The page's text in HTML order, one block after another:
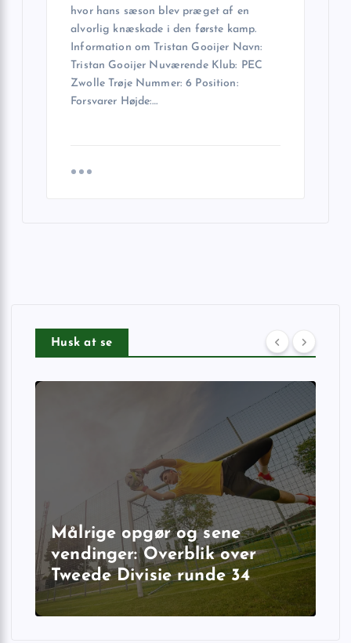
hvor hans sæson blev præget af en
alvorlig knæskade i den første kamp.
Information om Tristan Gooijer Navn:
Tristan Gooijer Nuværende Klub: PEC
Zwolle Trøje Nummer: 6 Position:
Forsvarer Højde:…
Husk at se
Målrige opgør og sene
vendinger: Overblik over
Tweede Divisie runde 34